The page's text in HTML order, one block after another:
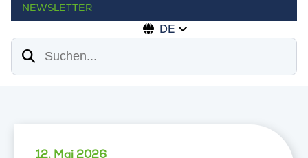
NEWSLETTER
DE
Suchen
12. Mai 2026